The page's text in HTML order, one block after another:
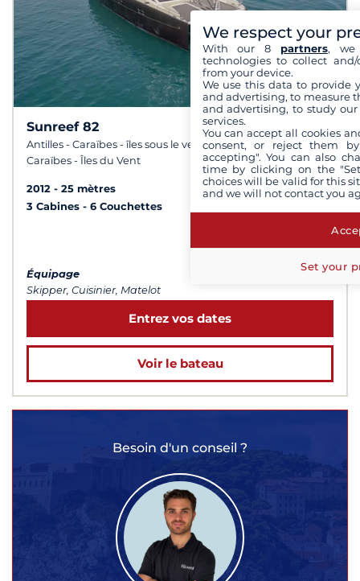
Sunreef 82
Antilles - Caraïbes - îles sous le vent -
Caraïbes - Îles du Vent
9,6 /
2012
25 mètres
3 Cabines
6 Couchettes
Équipage
Skipper, Cuisinier, Matelot
Entrez vos dates
Voir le bateau
Besoin d'un conseil ?
We respect your
With our 8 partners, we
technologies to collect
from your device.
We use this data to provide
and advertising, to measure
and advertising, to study
services.
You can accept all cookies
consent, or reject them
accepting". You can also
time by clicking on the
choices will be valid for this
and we will not contact you
Set your